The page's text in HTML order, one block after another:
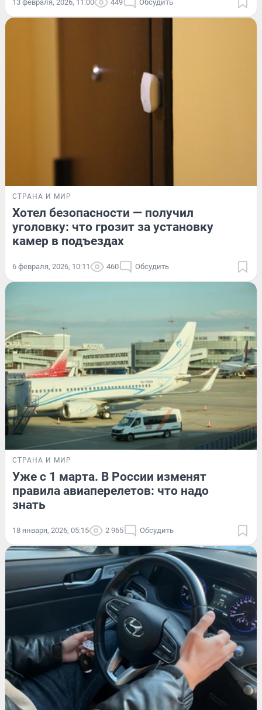
13 февраля, 2026, 11:00 449 Обсудить
СТРАНА И МИР
Хотел безопасности — получил
уголовку: что грозит за установку
камер в подъездах
6 февраля, 2026, 10:11 460 Обсудить
СТРАНА И МИР
Уже с 1 марта. В России изменят
правила авиаперелетов: что надо
знать
18 января, 2026, 05:15 2 965 Обсудить